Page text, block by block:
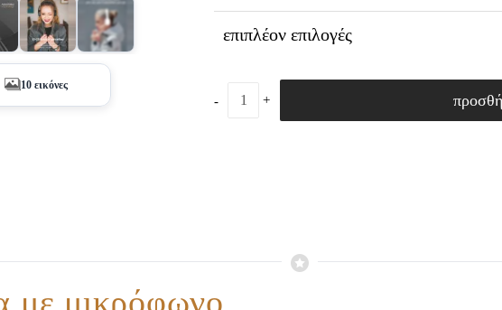
10 εικόνες
επιπλέον επιλογές
με μικρόφωνο